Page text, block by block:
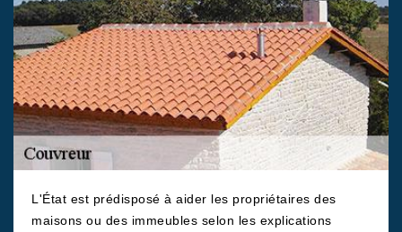
L'État est prédisposé à aider les propriétaires des
maisons ou des immeubles selon les explications